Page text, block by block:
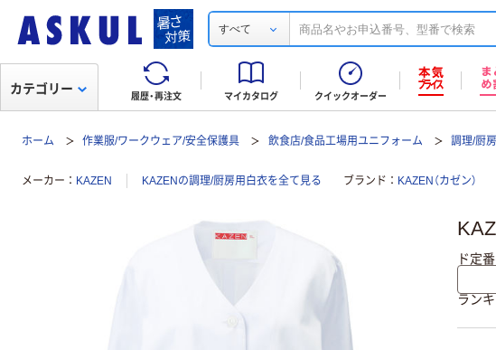
すべて
履歴・再注文 マイカタログ クイックオーダー
カテゴリー
ホーム 作業服/ワークウェア/安全保護具 飲食店/食品工場用ユニフォーム 調理/厨
メーカー KAZEN KAZENの調理/厨房用白衣を全て見る ブランド KAZEN（カゼン）
ド定
ラン